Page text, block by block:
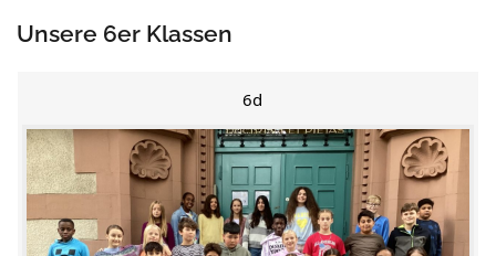
Unsere 6er Klassen
6d